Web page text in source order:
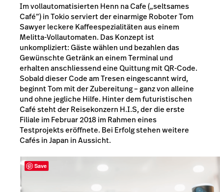
Im vollautomatisierten Henn na Cafe(„seltsames
Café”) in Tokio serviert der einarmige Roboter Tom
Sawyer leckere Kaffeespezialitäten aus einem
Melitta-Vollautomaten. Das Konzept ist
unkompliziert: Gäste wählen und bezahlen das
Gewünschte Getränk an einem Terminal und
erhalten anschliessend eine Quittung mit QR-Code.
Sobald dieser Code am Tresen eingescannt wird,
beginnt Tom mit der Zubereitung – ganz von alleine
und ohne jegliche Hilfe. Hinter dem futuristischen
Café steht der Reisekonzern H.I.S, der die erste
Filiale im Februar 2018 im Rahmen eines
Testprojekts eröffnete. Bei Erfolg stehen weitere
Cafés in Japan in Aussicht.
Save